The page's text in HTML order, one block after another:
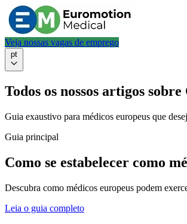
Veja nossas vagas de emprego
pt
Todos os nossos artigos
Guia exaustivo para médicos europeus que
Guia principal
Como se estabelecer como
Descubra como médicos europeus podem
Leia o guia completo